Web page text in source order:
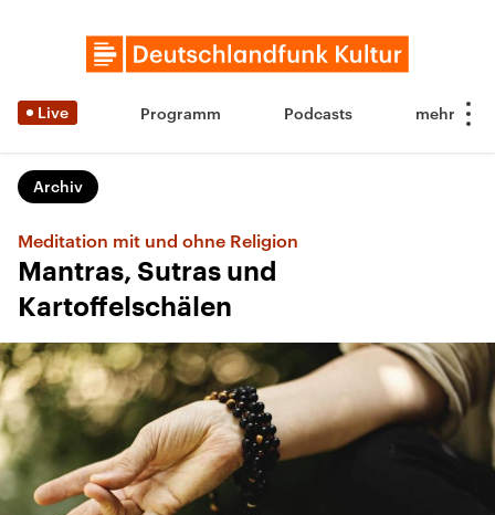
Live Programm Podcasts
Archiv
Meditation mit und ohne Religion
Mantras, Sutras und
Kartoffelschälen